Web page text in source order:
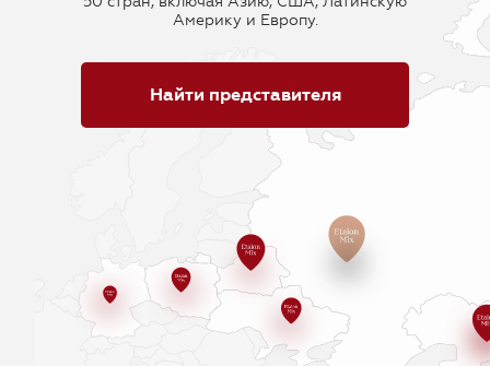
Америку и Европу.
Найти представителя